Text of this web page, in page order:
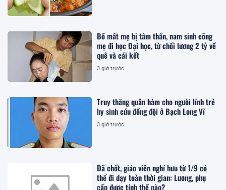
Bố mất mẹ bị tâm thần, nam sinh cõng
mẹ đi học Đại học, từ chối lương 2 tỷ về
quê và cái kết
3 giờ trước
Truy thăng quân hàm cho người lính trẻ
hy sinh cứu đồng đội ở Bạch Long Vĩ
3 giờ trước
Đã chốt, giáo viên nghỉ hưu từ 1/9 có
thể đi dạy toàn thời gian: Lương, phụ
cấp được tính thế nào?